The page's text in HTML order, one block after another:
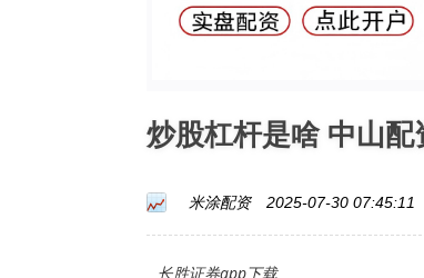
炒股杠杆是啥 中山配
米涂配资 2025-07-30 07:45:11
长胜证券app下载